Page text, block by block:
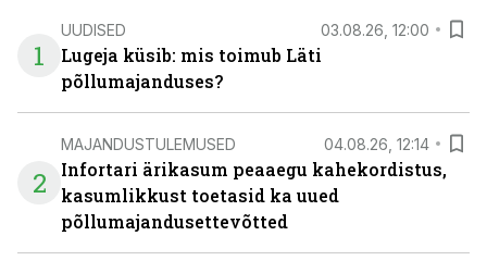
1
UUDISED 03.08.26, 12:00
Lugeja küsib: mis toimub Läti
põllumajanduses?
2
MAJANDUSTULEMUSED 04.08.26, 12:14
Infortari ärikasum peaaegu kahekordistus,
kasumlikkust toetasid ka uued
põllumajandusettevõtted